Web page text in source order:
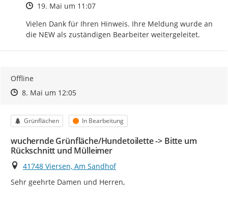
Zeitpunkt des Erstellens
19. Mai um 11:07
Vielen Dank für Ihren Hinweis. Ihre Meldung wurde an
die NEW als zuständigen Bearbeiter weitergeleitet.
Offline
Zeitpunkt des Erstellens
Zeitpunkt des Erstellens
8. Mai um 12:05Zur Äußerung
Kategorie
Grünflächen Status
In Bearbeitung
wuchernde Grünfläche/Hundetoilette -> Bitte um
Rückschnitt und Mülleimer
Ort
41748 Viersen, Am Sandhof
Sehr geehrte Damen und Herren,